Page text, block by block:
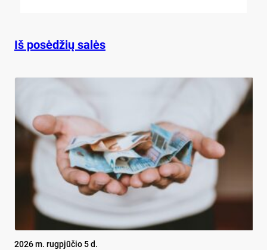
Iš posėdžių salės
2026 m. rugpjūčio 5 d.